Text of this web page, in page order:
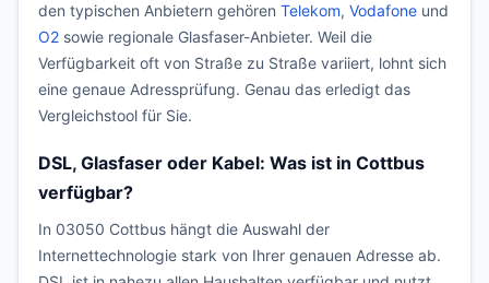
den typischen Anbietern gehören Telekom, Vodafone und
O2 sowie regionale Glasfaser-Anbieter. Weil die
Verfügbarkeit oft von Straße zu Straße variiert, lohnt sich
eine genaue Adressprüfung. Genau das erledigt das
Vergleichstool für Sie.
DSL, Glasfaser oder Kabel: Was ist in Cottbus
verfügbar?
In 03050 Cottbus hängt die Auswahl der
Internettechnologie stark von Ihrer genauen Adresse ab.